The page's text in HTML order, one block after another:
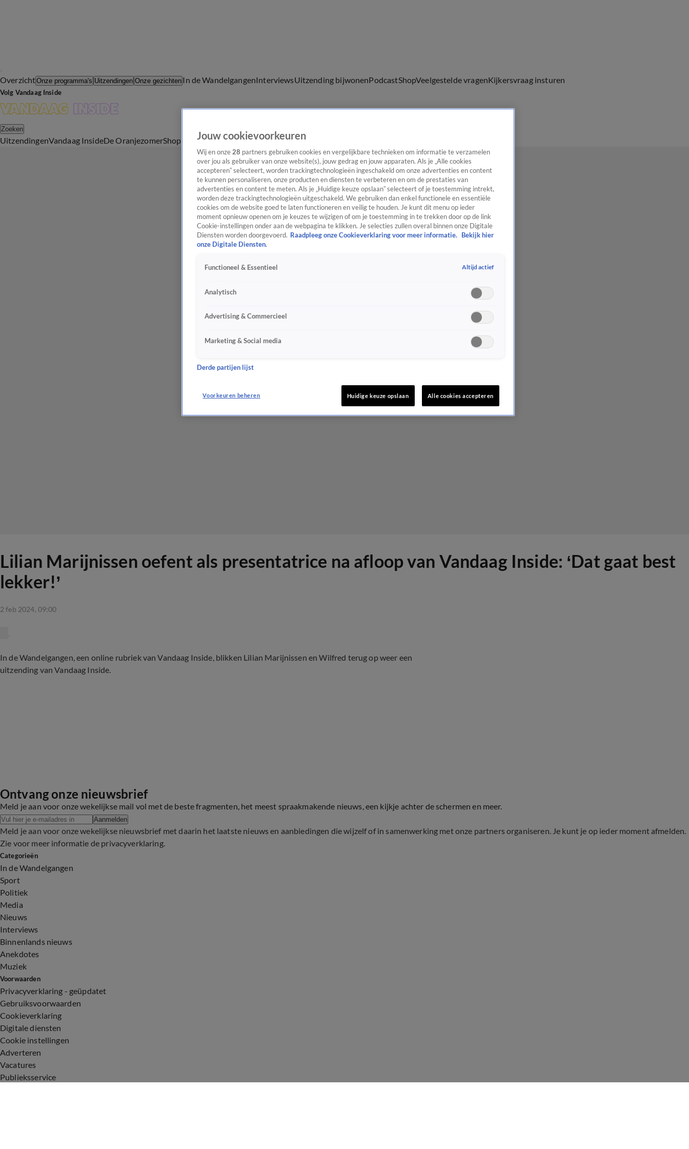
OverzichtOnze programma's Uitzendingen Onze gezichten In de WandelgangenInterviewsUitzending bijwonenPodcastShopVeelgestelde vragenKijkersvraag insturen
Volg Vandaag Inside
Zoeken
UitzendingenVandaag InsideDe OranjezomerShop Uitzending bijwonen
Lilian Marijnissen oefent als presentatrice na afloop van Vandaag Inside: ‘Dat gaat best
lekker!’
2 feb 2024, 09:00
In de Wandelgangen, een online rubriek van Vandaag Inside, blikken Lilian Marijnissen en Wilfred terug op weer een
uitzending van Vandaag Inside.
Ontvang onze nieuwsbrief
Meld je aan voor onze wekelijkse mail vol met de beste fragmenten, het meest spraakmakende nieuws, een kijkje achter de schermen en meer.
Aanmelden
Meld je aan voor onze wekelijkse nieuwsbrief met daarin het laatste nieuws en aanbiedingen die wijzelf of in samenwerking met onze partners organiseren. Je kunt je op ieder moment afmelden.
Zie voor meer informatie de privacyverklaring.
Categorieën
In de Wandelgangen
Sport
Politiek
Media
Nieuws
Interviews
Binnenlands nieuws
Anekdotes
Muziek
Voorwaarden
Privacyverklaring - geüpdatet
Gebruiksvoorwaarden
Cookieverklaring
Digitale diensten
Cookie instellingen
Adverteren
Vacatures
Publieksservice
Jouw cookievoorkeuren
Wij en onze 28 partners gebruiken cookies en vergelijkbare technieken om informatie te verzamelen
over jou als gebruiker van onze website(s), jouw gedrag en jouw apparaten. Als je „Alle cookies
accepteren” selecteert, worden trackingtechnologieën ingeschakeld om onze advertenties en content
te kunnen personaliseren, onze producten en diensten te verbeteren en om de prestaties van
advertenties en content te meten. Als je „Huidige keuze opslaan” selecteert of je toestemming intrekt,
worden deze trackingtechnologieën uitgeschakeld. We gebruiken dan enkel functionele en essentiële
cookies om de website goed te laten functioneren en veilig te houden. Je kunt dit menu op ieder
moment opnieuw openen om je keuzes te wijzigen of om je toestemming in te trekken door op de link
Cookie-instellingen onder aan de webpagina te klikken. Je selecties zullen overal binnen onze Digitale
Diensten worden doorgevoerd. Raadpleeg onze Cookieverklaring voor meer informatie.
Bekijk hier
onze Digitale Diensten.
Functioneel & Essentieel Altijd actief
Analytisch
Advertising & Commercieel
Marketing & Social media
Derde partijen lijst
Voorkeuren beheren Huidige keuze opslaan Alle cookies accepteren